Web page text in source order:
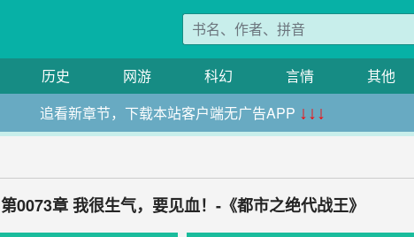
历史 网游 科幻 言情 其他
追看新章节，下载本站客户端无广告APP ↓↓↓
第0073章 我很生气，要见血！-《都市之绝代战王》